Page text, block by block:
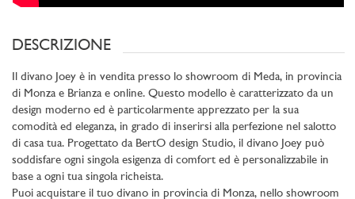
DESCRIZIONE
Il divano Joey è in vendita presso lo showroom di Meda, in provincia
di Monza e Brianza e online. Questo modello è caratterizzato da un
design moderno ed è particolarmente apprezzato per la sua
comodità ed eleganza, in grado di inserirsi alla perfezione nel salotto
di casa tua. Progettato da BertO design Studio, il divano Joey può
soddisfare ogni singola esigenza di comfort ed è personalizzabile in
base a ogni tua singola richeista.
Puoi acquistare il tuo divano in provincia di Monza, nello showroom